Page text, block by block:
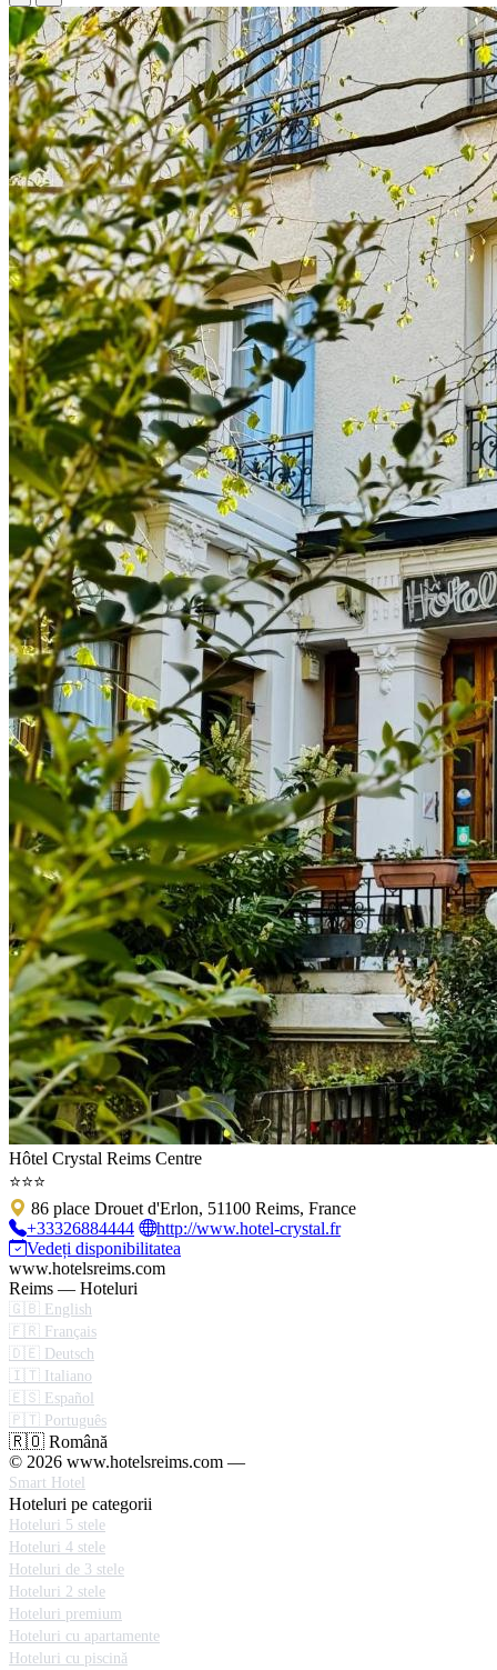
Hôtel Crystal Reims Centre
⭐⭐⭐
86 place Drouet d'Erlon, 51100 Reims, France
+33326884444
http://www.hotel-crystal.fr
Vedeți disponibilitatea
www.hotelsreims.com
Reims — Hoteluri
🇬🇧 English
🇫🇷 Français
🇩🇪 Deutsch
🇮🇹 Italiano
🇪🇸 Español
🇵🇹 Português
🇷🇴 Română
© 2026 www.hotelsreims.com —
Smart Hotel
Hoteluri pe categorii
Hoteluri 5 stele
Hoteluri 4 stele
Hoteluri de 3 stele
Hoteluri 2 stele
Hoteluri premium
Hoteluri cu apartamente
Hoteluri cu piscină